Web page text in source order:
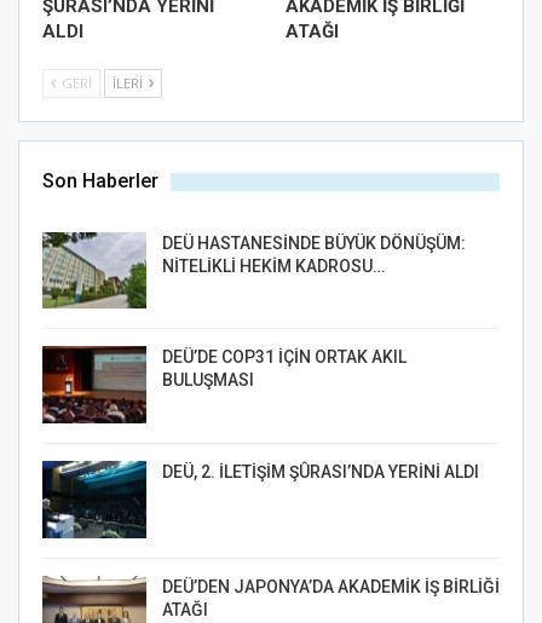
ŞÛRASI’NDA YERİNİ
ALDI
AKADEMİK İŞ BİRLİĞİ
ATAĞI
GERI İLERI
Son Haberler
DEÜ HASTANESİNDE BÜYÜK DÖNÜŞÜM:
NİTELİKLİ HEKİM KADROSU…
DEÜ’DE COP31 İÇİN ORTAK AKIL
BULUŞMASI
DEÜ, 2. İLETİŞİM ŞÛRASI’NDA YERİNİ ALDI
DEÜ’DEN JAPONYA’DA AKADEMİK İŞ BİRLİĞİ
ATAĞI